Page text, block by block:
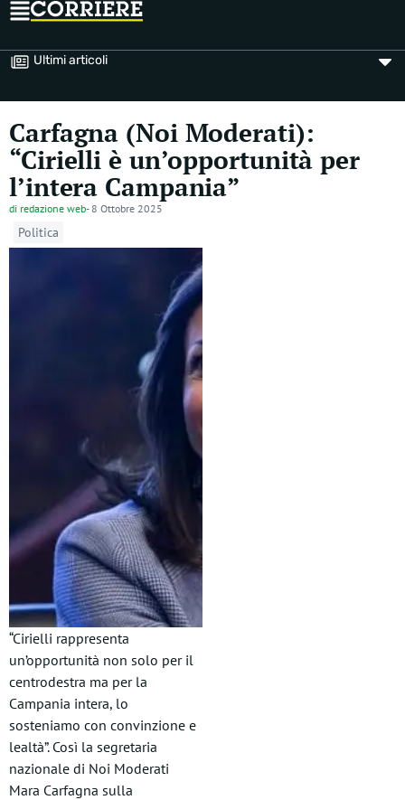
Ultimi articoli
Carfagna (Noi Moderati):
“Cirielli è un’opportunità per
l’intera Campania”
di redazione web- 8 Ottobre 2025
Politica
“Cirielli rappresenta
un’opportunità non solo per il
centrodestra ma per la
Campania intera, lo
sosteniamo con convinzione e
lealtà”. Così la segretaria
nazionale di Noi Moderati
Mara Carfagna sulla